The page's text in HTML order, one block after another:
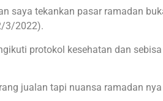
saya tekankan pasar ramadan
3/2022).
protokol kesehatan dan sebisa
jualan tapi nuansa ramadan